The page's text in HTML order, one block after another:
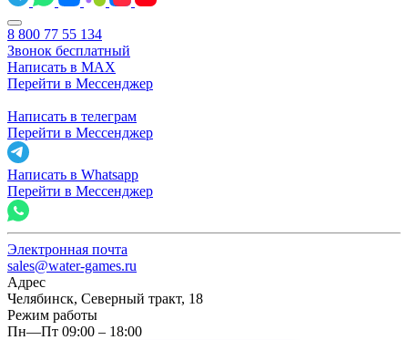
8 800 77 55 134
Звонок бесплатный
Написать в MAX
Перейти в Мессенджер
Написать в телеграм
Перейти в Мессенджер
Написать в Whatsapp
Перейти в Мессенджер
Электронная почта
sales@water-games.ru
Адрес
Челябинск, Северный тракт, 18
Режим работы
Пн—Пт 09:00 – 18:00